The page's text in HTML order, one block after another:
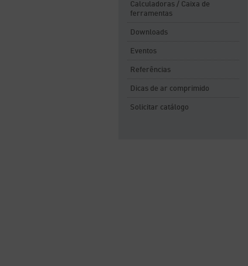
Calculadoras / Caixa de
ferramentas
Downloads
Eventos
Referências
Dicas de ar comprimido
Solicitar catálogo